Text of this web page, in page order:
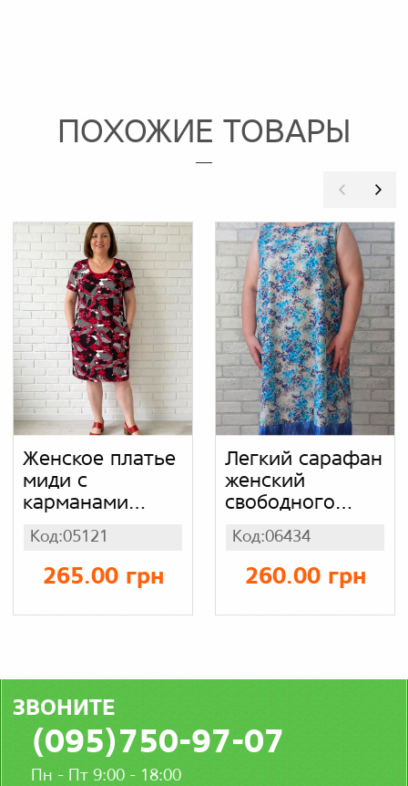
ПОХОЖИЕ ТОВАРЫ
Женское платье
миди с
карманами
(батал),
длинное летнее
платье для
трикотажная
Код:05121
265.00 грн
Легкий сарафан
женский
свободного
кроя большого
размера в
голубые цветы,
штапель софт
Код:06434
260.00 грн
ЗВОНИТЕ
(095)750-97-07
Пн - Пт 9:00 - 18:00